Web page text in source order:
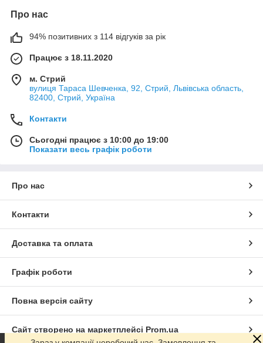
Про нас
94% позитивних з 114 відгуків за рік
Працює з 18.11.2020
м. Стрий
вулиця Тараса Шевченка, 92, Стрий, Львівська область,
82400, Стрий, Україна
Контакти
Сьогодні працює з 10:00 до 19:00
Показати весь графік роботи
Про нас
Контакти
Доставка та оплата
Графік роботи
Повна версія сайту
Сайт створено на маркетплейсі Prom.ua